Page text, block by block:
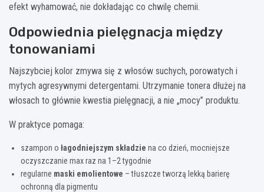
efekt wyhamować, nie dokładając co chwilę chemii.
Odpowiednia pielęgnacja między
tonowaniami
Najszybciej kolor zmywa się z włosów suchych, porowatych i
mytych agresywnymi detergentami. Utrzymanie tonera dłużej na
włosach to głównie kwestia pielęgnacji, a nie „mocy” produktu.
W praktyce pomaga:
szampon o łagodniejszym składzie na co dzień, mocniejsze
oczyszczanie max raz na 1–2 tygodnie
regularne maski emolientowe – tłuszcze tworzą lekką barierę
ochronną dla pigmentu